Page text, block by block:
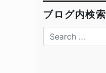
ブログ内検索
Search